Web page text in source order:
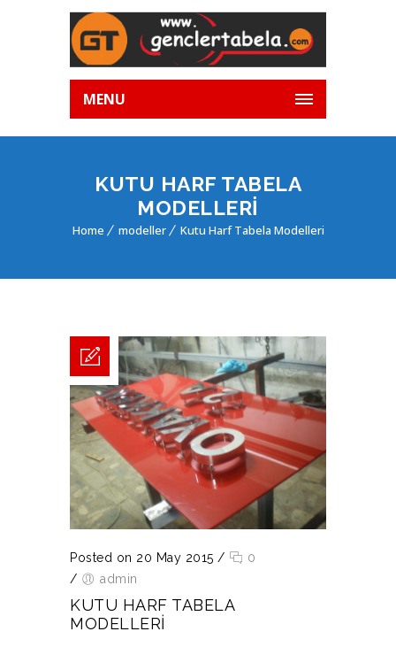
MENU
KUTU HARF TABELA
MODELLERI
Home modeller Kutu Harf Tabela Modelleri
Posted on 20 May 2015 /
0
/
admin
KUTU HARF TABELA
MODELLERI